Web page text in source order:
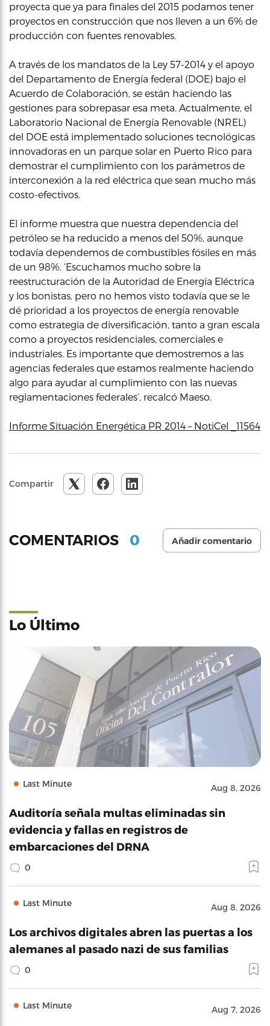
proyecta que ya para finales del 2015 podamos tener
proyectos en construcción que nos lleven a un 6% de
producción con fuentes renovables.
A través de los mandatos de la Ley 57-2014 y el apoyo
del Departamento de Energía federal (DOE) bajo el
Acuerdo de Colaboración, se están haciendo las
gestiones para sobrepasar esa meta. Actualmente, el
Laboratorio Nacional de Energía Renovable (NREL)
del DOE está implementado soluciones tecnológicas
innovadoras en un parque solar en Puerto Rico para
demostrar el cumplimiento con los parámetros de
interconexión a la red eléctrica que sean mucho más
costo-efectivos.
El informe muestra que nuestra dependencia del
petróleo se ha reducido a menos del 50%, aunque
todavía dependemos de combustibles fósiles en más
de un 98%. ‘Escuchamos mucho sobre la
reestructuración de la Autoridad de Energía Eléctrica
y los bonistas, pero no hemos visto todavía que se le
dé prioridad a los proyectos de energía renovable
como estrategia de diversificación, tanto a gran escala
como a proyectos residenciales, comerciales e
industriales. Es importante que demostremos a las
agencias federales que estamos realmente haciendo
algo para ayudar al cumplimiento con las nuevas
reglamentaciones federales’, recalcó Maeso.
Informe Situación Energética PR 2014 – NotiCel _11564
Compartir
COMENTARIOS 0 Añadir comentario
Lo Último
Last Minute Aug 8, 2026
Auditoría señala multas eliminadas sin
evidencia y fallas en registros de
embarcaciones del DRNA
0
Last Minute Aug 8, 2026
Los archivos digitales abren las puertas a los
alemanes al pasado nazi de sus familias
0
Last Minute Aug 7, 2026